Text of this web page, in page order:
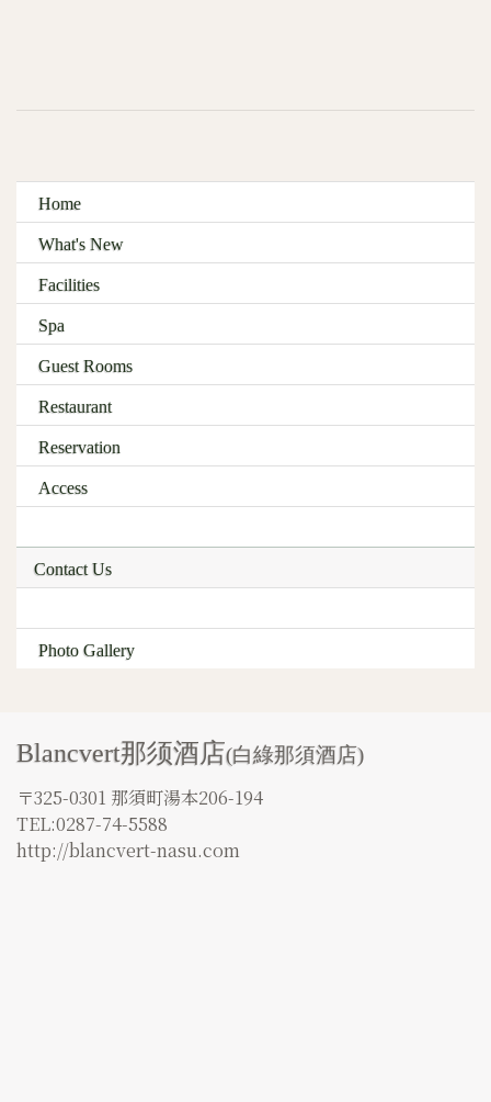
Home
What's New
Facilities
Spa
Guest Rooms
Restaurant
Reservation
Access
Contact Us
Photo Gallery
Blancvert那须酒店(白綠那須酒店)
〒325-0301 那須町湯本206-194
TEL:0287-74-5588
http://blancvert-nasu.com